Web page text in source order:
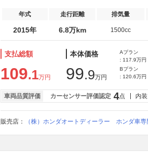
年式 走行距離 排気量
2015年 6.8万km 1500cc
支払総額
109.1万円
本体価格
99.9万円
Aプラン
: 117.9万円
Bプラン
: 120.6万円
車両品質評価 カーセンサー評価認定 4点 内
販売店： （株）ホンダオートディーラー ホンダ車専